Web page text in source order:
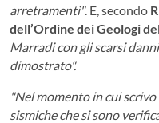
arretramenti". E, secondo
dell’Ordine dei Geologi
Marradi con gli scarsi
dimostrato".
"Nel momento in cui scrivo
sismiche che si sono